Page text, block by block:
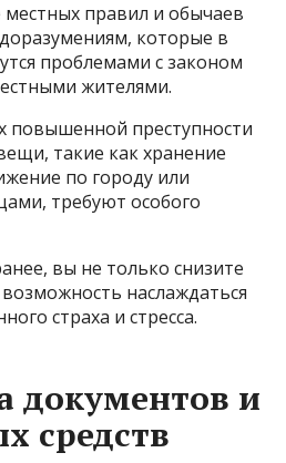
правил и обычаев
которые в
проблемами с законом
жителями.
повышенной преступности
такие как хранение
по городу или
требуют особого
вы не только снизите
наслаждаться
страха и стресса.
документов и
средств